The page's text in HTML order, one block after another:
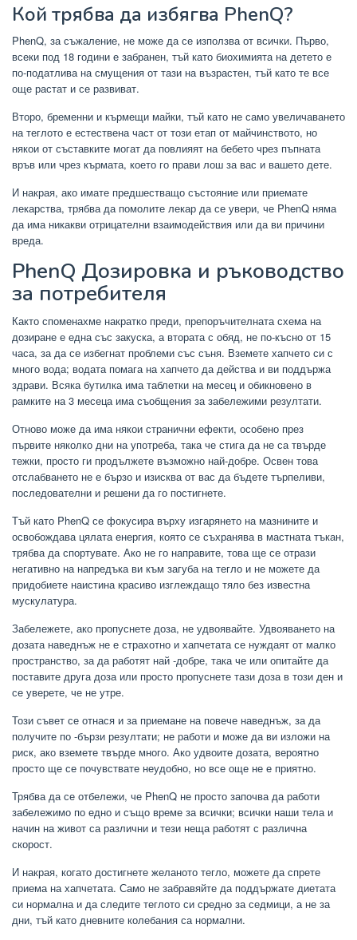
Кой трябва да избягва PhenQ?
PhenQ, за съжаление, не може да се използва от всички. Първо,
всеки под 18 години е забранен, тъй като биохимията на детето е
по-податлива на смущения от тази на възрастен, тъй като те все
още растат и се развиват.
Второ, бременни и кърмещи майки, тъй като не само увеличаването
на теглото е естествена част от този етап от майчинството, но
някои от съставките могат да повлияят на бебето чрез пъпната
връв или чрез кърмата, което го прави лош за вас и вашето дете.
И накрая, ако имате предшестващо състояние или приемате
лекарства, трябва да помолите лекар да се увери, че PhenQ няма
да има никакви отрицателни взаимодействия или да ви причини
вреда.
PhenQ Дозировка и ръководство
за потребителя
Както споменахме накратко преди, препоръчителната схема на
дозиране е една със закуска, а втората с обяд, не по-късно от 15
часа, за да се избегнат проблеми със съня. Вземете хапчето си с
много вода; водата помага на хапчето да действа и ви поддържа
здрави. Всяка бутилка има таблетки на месец и обикновено в
рамките на 3 месеца има съобщения за забележими резултати.
Отново може да има някои странични ефекти, особено през
първите няколко дни на употреба, така че стига да не са твърде
тежки, просто ги продължете възможно най-добре. Освен това
отслабването не е бързо и изисква от вас да бъдете търпеливи,
последователни и решени да го постигнете.
Тъй като PhenQ се фокусира върху изгарянето на мазнините и
освобождава цялата енергия, която се съхранява в мастната тъкан,
трябва да спортувате. Ако не го направите, това ще се отрази
негативно на напредъка ви към загуба на тегло и не можете да
придобиете наистина красиво изглеждащо тяло без известна
мускулатура.
Забележете, ако пропуснете доза, не удвоявайте. Удвояването на
дозата наведнъж не е страхотно и хапчетата се нуждаят от малко
пространство, за да работят най -добре, така че или опитайте да
поставите друга доза или просто пропуснете тази доза в този ден и
се уверете, че не утре.
Този съвет се отнася и за приемане на повече наведнъж, за да
получите по -бързи резултати; не работи и може да ви изложи на
риск, ако вземете твърде много. Ако удвоите дозата, вероятно
просто ще се почувствате неудобно, но все още не е приятно.
Трябва да се отбележи, че PhenQ не просто започва да работи
забележимо по едно и също време за всички; всички наши тела и
начин на живот са различни и тези неща работят с различна
скорост.
И накрая, когато достигнете желаното тегло, можете да спрете
приема на хапчетата. Само не забравяйте да поддържате диетата
си нормална и да следите теглото си средно за седмици, а не за
дни, тъй като дневните колебания са нормални.